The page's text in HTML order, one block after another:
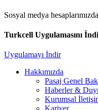
Sosyal medya
Turkcell Uygulamasını
Uygulamayı İndir
Hakkımızda
Pasaj Genel
Haberler &
Kurumsal
Kariyer